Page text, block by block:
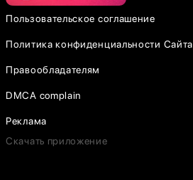
Пользовательское соглашение
Политика конфиденциальности Сайта
Правообладателям
DMCA complain
Реклама
Скачать приложение